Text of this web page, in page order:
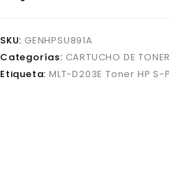
SKU: GENHPSU891A
Categorías: CARTUCHO DE
Etiqueta: MLT-D203E Toner HP S-